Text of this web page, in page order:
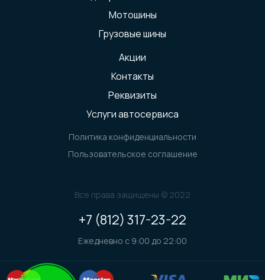
Мотошины
Грузовые шины
Акции
Контакты
Реквизиты
Услуги автосервиса
Политика конфиденциальности
Пользовательское соглашение
Все права защищены © 2022
+7 (812) 317-23-22
Ежедневно с 9:00 до 22:00